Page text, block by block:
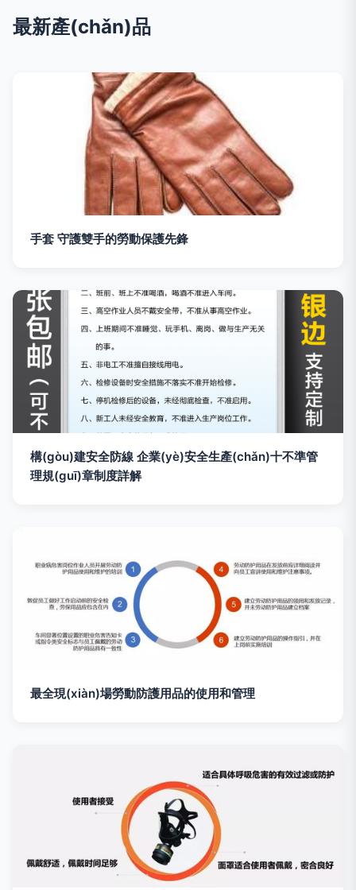
最新產(chǎn)品
手套 守護雙手的勞動保護先鋒
構(gòu)建安全防線 企業(yè)安全生產(chǎn)十不準管
理規(guī)章制度詳解
最全現(xiàn)場勞動防護用品的使用和管理